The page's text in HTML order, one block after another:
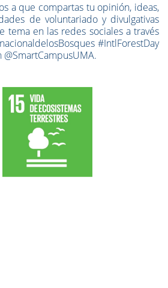
a que compartas tu opinión, ideas,
de voluntariado y divulgativas
tema en las redes sociales a través
#IntlForestDay